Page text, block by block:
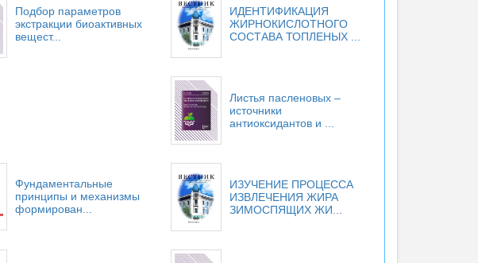
Подбор параметров
экстракции биоактивных
вещест...
ИДЕНТИФИКАЦИЯ
ЖИРНОКИСЛОТНОГО
СОСТАВА ТОПЛЕНЫХ ...
Листья пасленовых –
источники
антиоксидантов и ...
Фундаментальные
принципы и механизмы
формирован...
ИЗУЧЕНИЕ ПРОЦЕССА
ИЗВЛЕЧЕНИЯ ЖИРА
ЗИМОСПЯЩИХ ЖИ...